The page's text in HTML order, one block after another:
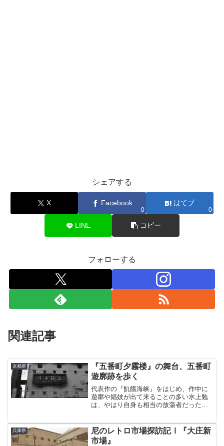
シェアする
X Facebook
0
はてブ
0
LINE コピー
フォローする
関連記事
京都府
『五番町夕霧楼』の舞台、五番町
遊廓跡を歩く
代表作の『飢餓海峡』をはじめ、作中に
遊廓や娼妓が出て来ることの多い水上勉
は、やはり自身も相当の放蕩者だったら
たのであろう京都の五番町遊廓である。
その場所は、西陣織で有名...
兵庫県
尼のレトロ市場探訪記Ⅰ『大庄新
市場』